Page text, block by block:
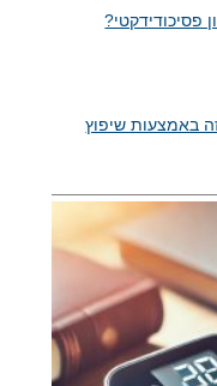
פסיכודידקטי?
באמצעות שיפוץ